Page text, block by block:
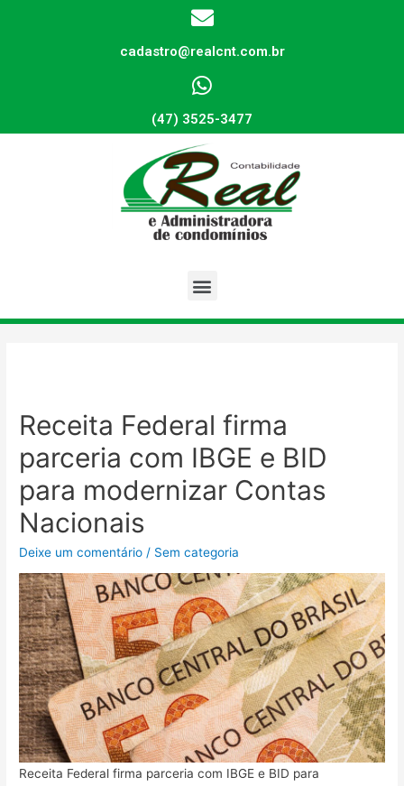
cadastro@realcnt.com.br
(47) 3525-3477
Receita Federal firma
parceria com IBGE e BID
para modernizar Contas
Nacionais
Deixe um comentário / Sem categoria
Receita Federal firma parceria com IBGE e BID para